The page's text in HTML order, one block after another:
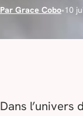
Par Grace Cobo•10
Dans l’univers